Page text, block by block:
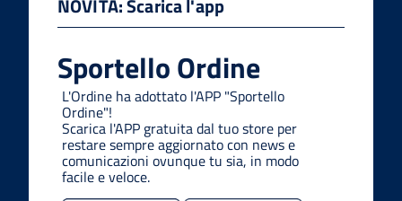
NOVITÀ: Scarica l'app
Sportello Ordine
L'Ordine ha adottato l'APP "Sportello
Ordine"!
Scarica l'APP gratuita dal tuo store per
restare sempre aggiornato con news e
comunicazioni ovunque tu sia, in modo
facile e veloce.